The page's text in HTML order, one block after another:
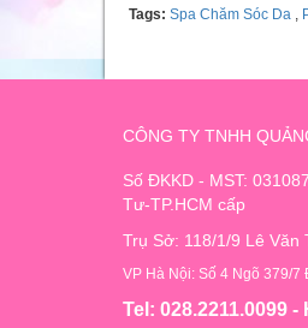
Tags: Spa Chăm Sóc Da ,
CÔNG TY TNHH
Số ĐKKD - MST:
Tư-TP.HCM cấp
Trụ Sở: 118/1/9 Lê Văn
VP Hà Nội: Số 4 Ngõ 379/7
Tel: 028.2211.0099